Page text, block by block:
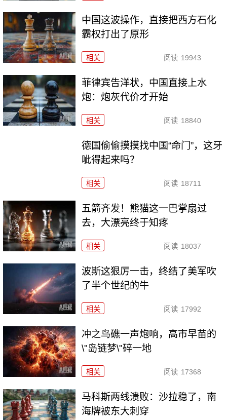
中国这波操作，直接把西方石化
霸权打出了原形
相关 阅读 19943
菲律宾告洋状，中国直接上水
炮：炮灰代价才开始
相关 阅读 18840
德国偷偷摸摸找中国“命门”，这牙
呲得起来吗？
相关 阅读 18711
五箭齐发！熊猫这一巴掌扇过
去，大漂亮终于知疼
相关 阅读 18037
波斯这狠厉一击，终结了美军吹
了半个世纪的牛
相关 阅读 17992
冲之鸟礁一声炮响，高市早苗的
\"岛链梦\"碎一地
相关 阅读 17368
马科斯两线溃败：沙拉稳了，南
海牌被东大刺穿